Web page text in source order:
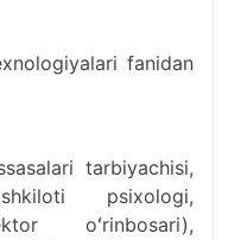
fanidan
tarbiyachisi,
psixologi,
oʻrinbosari),